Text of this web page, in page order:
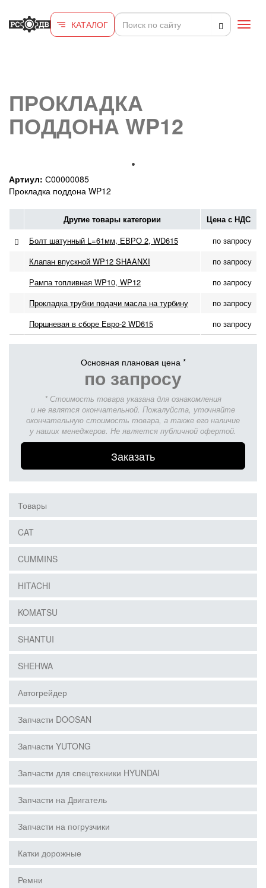
КАТАЛОГ
ПРОКЛАДКА
ПОДДОНА WP12
Артиул: С00000085
Прокладка поддона WP12
Другие товары категории Цена с НДС
Болт шатунный L=61мм, ЕВРО 2, WD615
по запросу
Клапан впускной WP12 SHAANXI
по запросу
Рампа топливная WP10, WP12
по запросу
Прокладка трубки подачи масла на турбину
по запросу
Поршневая в сборе Евро-2 WD615
по запросу
Основная плановая цена *
по запросу
* Стоимость товара указана для ознакомления
и не являтся окончательной. Пожалуйста, уточняйте
окончательную стоимость товара, а также его наличие
у наших менеджеров. Не является публичной офертой.
Заказать
Товары
CAT
CUMMINS
HITACHI
KOMATSU
SHANTUI
SHEHWA
Автогрейдер
Запчасти DOOSAN
Запчасти YUTONG
Запчасти для спецтехники HYUNDAI
Запчасти на Двигатель
Запчасти на погрузчики
Катки дорожные
Ремни